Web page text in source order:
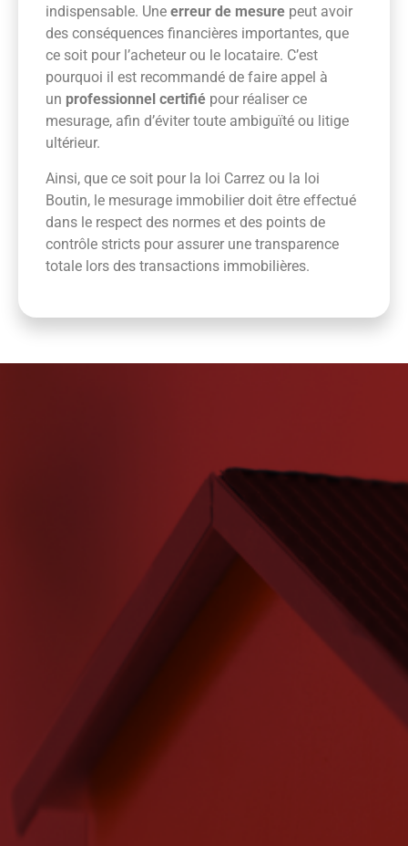
indispensable. Une erreur de mesure peut avoir
des conséquences financières importantes, que
ce soit pour l’acheteur ou le locataire. C’est
pourquoi il est recommandé de faire appel à
un professionnel certifié pour réaliser ce
mesurage, afin d’éviter toute ambiguïté ou litige
ultérieur.
Ainsi, que ce soit pour la loi Carrez ou la loi
Boutin, le mesurage immobilier doit être effectué
dans le respect des normes et des points de
contrôle stricts pour assurer une transparence
totale lors des transactions immobilières.